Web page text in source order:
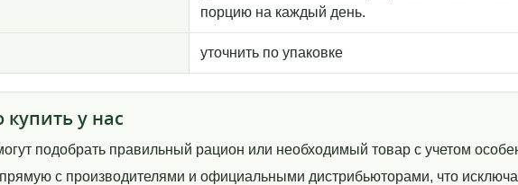
порцию на каждый день.
уточнить по упаковке
у нас
подобрать правильный рацион или необходимый товар с учетом
с производителями и официальными дистрибьюторами, что